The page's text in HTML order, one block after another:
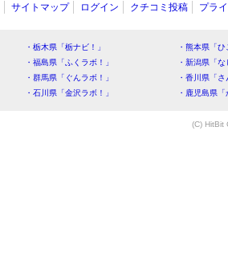
サイトマップ ログイン クチコミ投稿 プラ
・栃木県「栃ナビ！」
・熊本県「
・福島県「ふくラボ！」
・新潟県「
・群馬県「ぐんラボ！」
・香川県「
・石川県「金沢ラボ！」
・鹿児島県
(C) HitBit